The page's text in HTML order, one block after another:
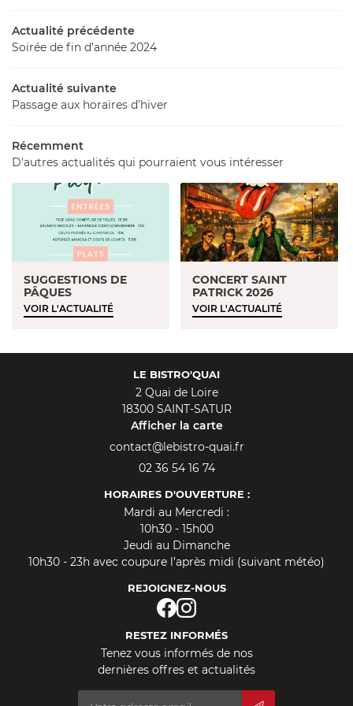
PHOTOS
AVIS
ACTUALITÉS
CONTACT
REJOIGNEZ-
Actualité précédente
Soirée de fin d’année 2024
Actualité suivante
Passage aux horaires d’hiver
Récemment
D'autres actualités qui pourraient vous intéresser
SUGGESTIONS DE
PÂQUES
VOIR L'ACTUALITÉ
CONCERT SAINT
PATRICK 2026
VOIR L'ACTUALITÉ
LE BISTRO'QUAI
2 Quai de Loire
18300 SAINT-SATUR
Afficher la carte
02 36 54 16 74
HORAIRES D'OUVERTURE :
Mardi au Mercredi :
10h30 - 15h00
Jeudi au Dimanche
10h30 - 23h avec coupure l’après midi (suivant météo)
REJOIGNEZ-NOUS
RESTEZ INFORMÉS
Tenez vous informés de nos
dernières offres et actualités